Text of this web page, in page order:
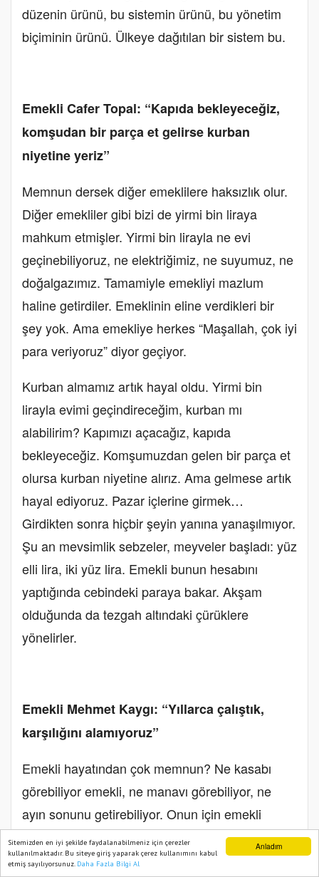
Anladım
Sitemizden en iyi şekilde faydalanabilmeniz için çerezler
kullanılmaktadır. Bu siteye giriş yaparak çerez kullanımını kabul
etmiş sayılıyorsunuz. Daha Fazla Bilgi Al
düzenin ürünü, bu sistemin ürünü, bu yönetim
biçiminin ürünü. Ülkeye dağıtılan bir sistem bu.
Emekli Cafer Topal: “Kapıda bekleyeceğiz,
komşudan bir parça et gelirse kurban
niyetine yeriz”
Memnun dersek diğer emeklilere haksızlık olur.
Diğer emekliler gibi bizi de yirmi bin liraya
mahkum etmişler. Yirmi bin lirayla ne evi
geçinebiliyoruz, ne elektriğimiz, ne suyumuz, ne
doğalgazımız. Tamamiyle emekliyi mazlum
haline getirdiler. Emeklinin eline verdikleri bir
şey yok. Ama emekliye herkes “Maşallah, çok iyi
para veriyoruz” diyor geçiyor.
Kurban almamız artık hayal oldu. Yirmi bin
lirayla evimi geçindireceğim, kurban mı
alabilirim? Kapımızı açacağız, kapıda
bekleyeceğiz. Komşumuzdan gelen bir parça et
olursa kurban niyetine alırız. Ama gelmese artık
hayal ediyoruz. Pazar içlerine girmek…
Girdikten sonra hiçbir şeyin yanına yanaşılmıyor.
Şu an mevsimlik sebzeler, meyveler başladı: yüz
elli lira, iki yüz lira. Emekli bunun hesabını
yaptığında cebindeki paraya bakar. Akşam
olduğunda da tezgah altındaki çürüklere
yönelirler.
Emekli Mehmet Kaygı: “Yıllarca çalıştık,
karşılığını alamıyoruz”
Emekli hayatından çok memnun? Ne kasabı
görebiliyor emekli, ne manavı görebiliyor, ne
ayın sonunu getirebiliyor. Onun için emekli
hayatından çok memnun değil. Kurbanın etini
vitrinde görüyoruz, kesinlikle kesemiyoruz.
Ana Sayfa Web TV